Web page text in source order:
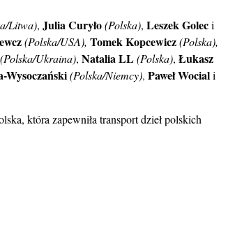
Litwa), Julia Curyło(Polska), Leszek Goleci
(Polska/USA), Tomek Kopcewicz(Polska),
(Polska/Ukraina), Natalia LL(Polska), Łukasz
Wysoczański(Polska/Niemcy), Paweł Wociali
która zapewniła transport dzieł polskich